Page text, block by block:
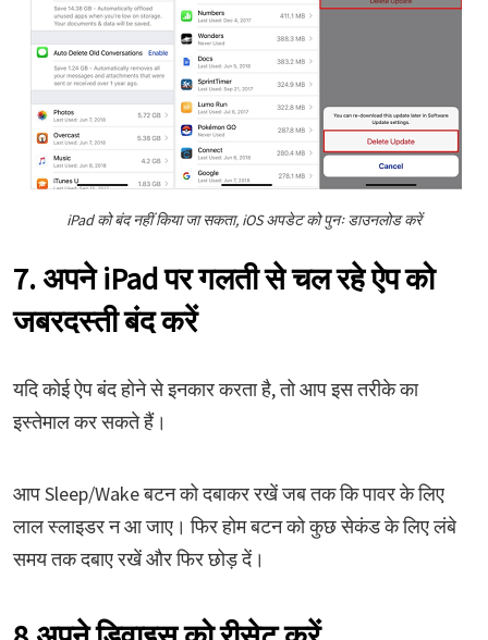
iPad को बंद नहीं किया जा सकता, iOS अपडेट को पुनः डाउनलोड करें
7. अपने iPad पर गलती से चल रहे ऐप को
जबरदस्ती बंद करें
यदि कोई ऐप बंद होने से इनकार करता है, तो आप इस तरीके का
इस्तेमाल कर सकते हैं।
आप Sleep/Wake बटन को दबाकर रखें जब तक कि पावर के लिए
लाल स्लाइडर न आ जाए। फिर होम बटन को कुछ सेकंड के लिए लंबे
समय तक दबाए रखें और फिर छोड़ दें।